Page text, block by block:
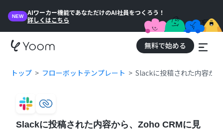
NEW
AIワーカー機能であなただけのAI社員をつくろう！
詳しくはこちら
無料で始める
トップ フローボットテンプレート Slackに投稿された内容か
Slackに投稿された内容から、Zoho CRMに見